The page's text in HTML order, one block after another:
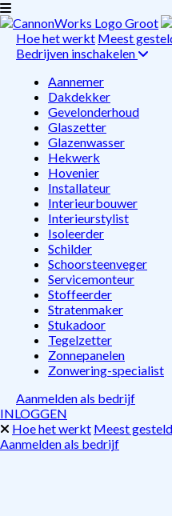
Hoe het werkt Meest
Bedrijven inschakelen
Aannemer
Dakdekker
Gevelonderhoud
Glaszetter
Glazenwasser
Hekwerk
Hovenier
Installateur
Interieurbouwer
Interieurstylist
Isoleerder
Schilder
Schoorsteenveger
Servicemonteur
Stoffeerder
Stratenmaker
Stukadoor
Tegelzetter
Zonnepanelen
Zonwering-specialist
Aanmelden als bedrijf
INLOGGEN
Hoe het werkt Meest
Aanmelden als bedrijf